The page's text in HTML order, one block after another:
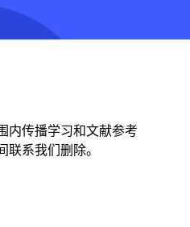
内传播学习和文献参考
系我们删除。